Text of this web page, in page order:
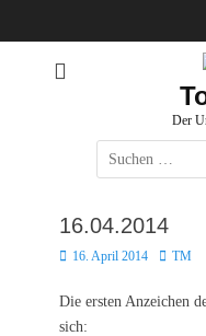
Der
Suche
nach:
16.04.2014
Posted
16. April 2014 Autor
TM
Die ersten Anzeichen
sich: